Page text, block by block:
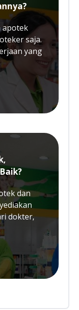
apotek
saja.
yang
dan
dokter,